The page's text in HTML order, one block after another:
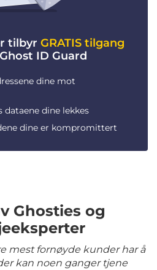
tilbyr GRATIS tilgang
ID Guard
dine mot
dataene dine lekkes
dine er kompromittert
Ghosties og
mest fornøyde kunder har å
kan noen ganger tjene